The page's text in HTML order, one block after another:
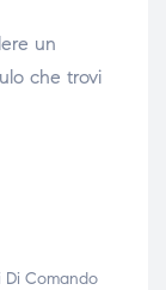
un
che trovi
Di Comando